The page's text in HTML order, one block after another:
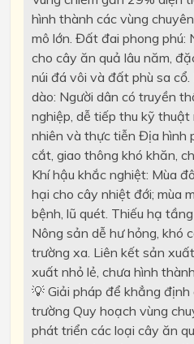
hình thành các vùng
mô lớn. Đất đai phong phú:
cho cây ăn quả lâu năm,
núi đá vôi và đất phù sa
dào: Người dân có truyền
nghiệp, dễ tiếp thu kỹ
nhiên và thực tiễn Địa hình
cắt, giao thông khó khăn,
Khí hậu khắc nghiệt: Mùa
hại cho cây nhiệt đới; mùa
bệnh, lũ quét. Thiếu hạ
Nông sản dễ hư hỏng, khó
trường xa. Liên kết sản
xuất nhỏ lẻ, chưa hình
💡 Giải pháp để khẳng
trường Quy hoạch vùng
phát triển các loại cây ăn